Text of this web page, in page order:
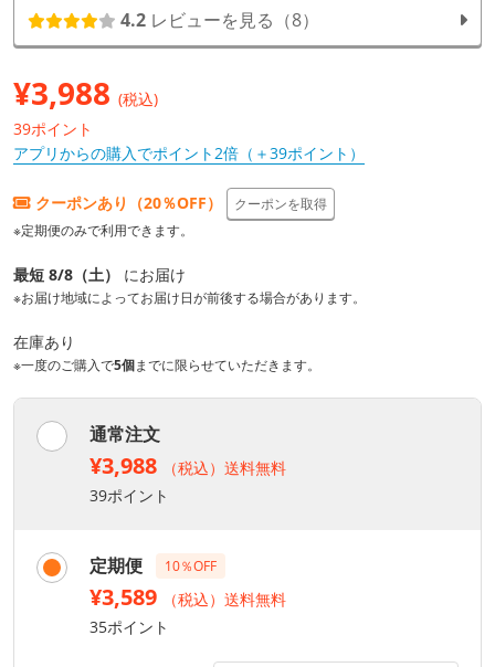
4.2 レビューを見る（8）
¥3,988 (税込)
39ポイント
アプリからの購入でポイント2倍（＋39ポイント）
クーポンあり（20％OFF）
クーポンを取得
※定期便のみで利用できます。
最短 8/8（土） にお届け
※お届け地域によってお届け日が前後する場合があります。
在庫あり
※一度のご購入で5個までに限らせていただきます。
通常注文
¥3,988
（税込）送料無料
39ポイント
定期便 10％OFF
¥3,589
（税込）送料無料
35ポイント